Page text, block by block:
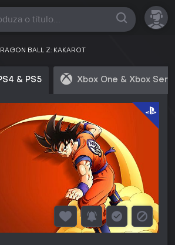
BALL Z: KAKAROT
& PS5 Xbox One & Xbox